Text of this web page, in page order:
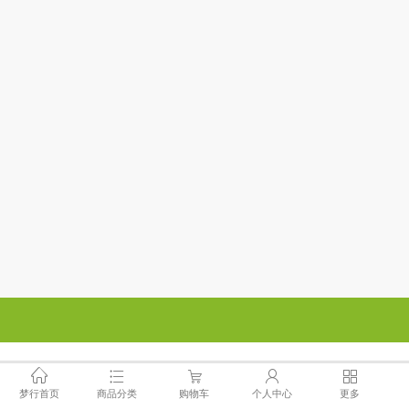
梦行首页 商品分类 购物车 个人中心 更多